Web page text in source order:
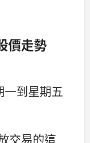
價走勢
一到星期五
交易的這